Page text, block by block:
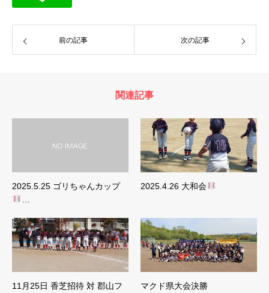
前の記事 次の記事
関連記事
2025.5.25 ゴリちゃんカップ
2025.4.26 大和会
11月25日 香芝招待 対 郡山フ
マクド県大会決勝